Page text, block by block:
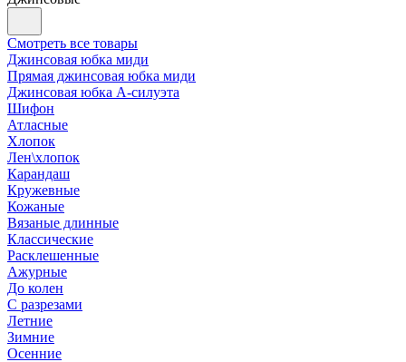
Смотреть все товары
Джинсовая юбка миди
Прямая джинсовая юбка миди
Джинсовая юбка А-силуэта
Шифон
Атласные
Хлопок
Лен\хлопок
Карандаш
Кружевные
Кожаные
Вязаные длинные
Классические
Расклешенные
Ажурные
До колен
С разрезами
Летние
Зимние
Осенние